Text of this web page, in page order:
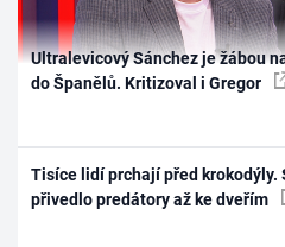
Ultralevicový Sánchez je žábou
do Španělů. Kritizoval i Gregor
Tisíce lidí prchají před krokodýly.
přivedlo predátory až ke dveřím